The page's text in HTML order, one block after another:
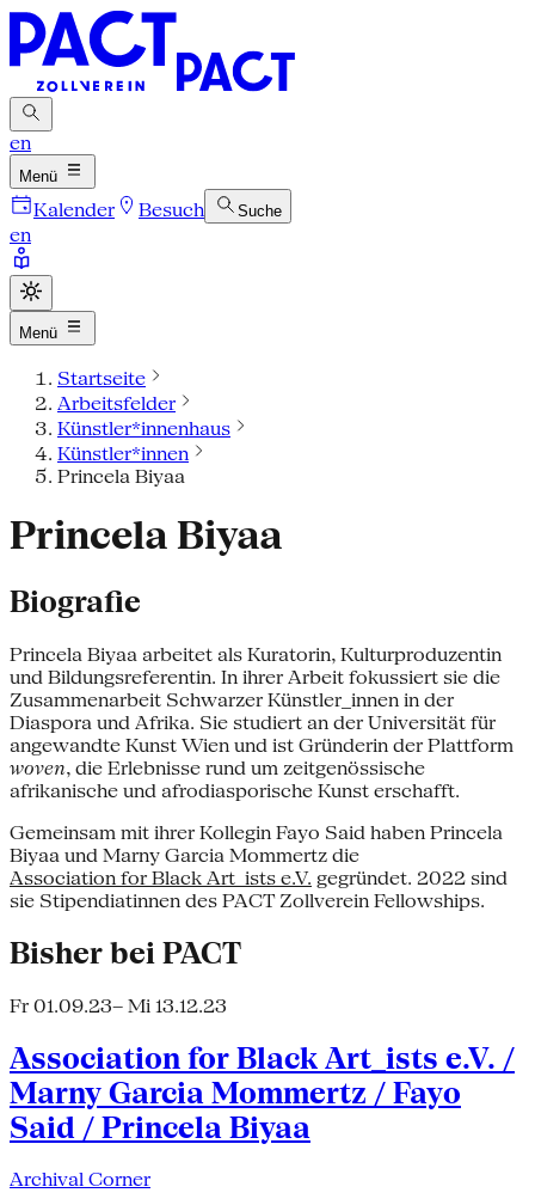
en
Menü
Kalender Besuch Suche
en
Menü
Startseite
Arbeitsfelder
Künstler*innenhaus
Künstler*innen
Princela Biyaa
Princela Biyaa
Biografie
Princela Biyaa arbeitet als Kuratorin, Kulturproduzentin
und Bildungsreferentin. In ihrer Arbeit fokussiert sie die
Zusammenarbeit Schwarzer Künstler_innen in der
Diaspora und Afrika. Sie studiert an der Universität für
angewandte Kunst Wien und ist Gründerin der Plattform
woven, die Erlebnisse rund um zeitgenössische
afrikanische und afrodiasporische Kunst erschafft.
Gemeinsam mit ihrer Kollegin Fayo Said haben Princela
Biyaa und Marny Garcia Mommertz die
Association for Black Art_ists e.V. gegründet. 2022 sind
sie Stipendiatinnen des PACT Zollverein Fellowships.
Bisher bei PACT
Fr 01.09.23– Mi 13.12.23
Association for Black Art_ists e.V. /
Marny Garcia Mommertz / Fayo
Said / Princela Biyaa
Archival Corner